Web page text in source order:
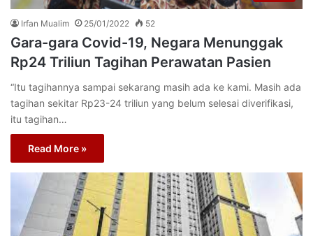
Irfan Mualim 25/01/2022 52
Gara-gara Covid-19, Negara Menunggak
Rp24 Triliun Tagihan Perawatan Pasien
“Itu tagihannya sampai sekarang masih ada ke kami. Masih ada
tagihan sekitar Rp23-24 triliun yang belum selesai diverifikasi,
itu tagihan…
Read More »